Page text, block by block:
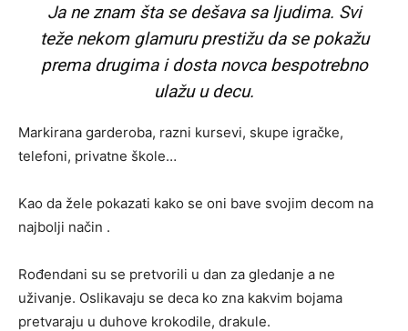
Ja ne znam šta se dešava sa ljudima. Svi
teže nekom glamuru prestižu da se pokažu
prema drugima i dosta novca bespotrebno
ulažu u decu.
Markirana garderoba, razni kursevi, skupe igračke,
telefoni, privatne škole…
Kao da žele pokazati kako se oni bave svojim decom na
najbolji način .
Rođendani su se pretvorili u dan za gledanje a ne
uživanje. Oslikavaju se deca ko zna kakvim bojama
pretvaraju u duhove krokodile, drakule.